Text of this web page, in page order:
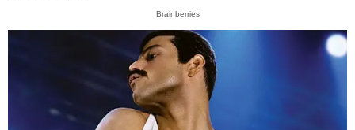
Brainberries